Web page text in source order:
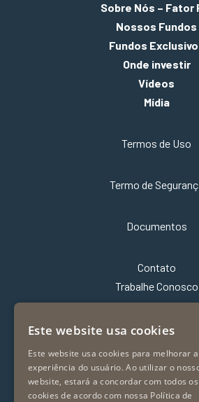
Sobre Nós – Fator
Nossos Fundos
Fundos
Onde investir
Vídeos
Mídia
Termos de Uso
Termo de
Documentos
Contato
Trabalhe Conosco
Este website usa cookies
Este website usa cookies para melhorar a
experiência do usuário. Ao utilizar o
website, estará a concordar com todos os
cookies de acordo com nossa Política de